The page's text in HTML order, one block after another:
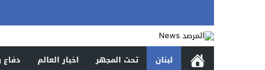
لبنان تحت المجهر اخبار العالم